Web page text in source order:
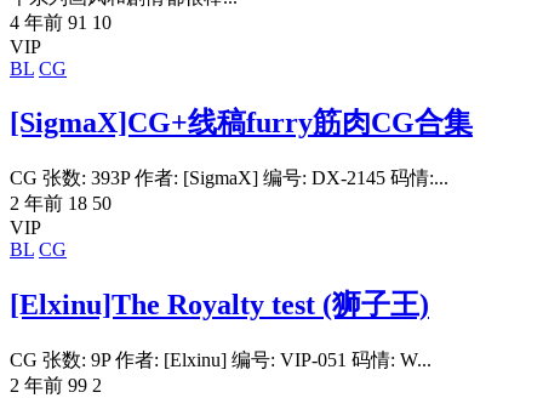
4 年前 91 10
VIP
BL CG
[SigmaX]CG+线稿furry筋肉CG合集
CG 张数: 393P 作者: [SigmaX] 编号: DX-2145 码情:...
2 年前 18 50
VIP
BL CG
[Elxinu]The Royalty test (狮子王)
CG 张数: 9P 作者: [Elxinu] 编号: VIP-051 码情: W...
2 年前 99 2